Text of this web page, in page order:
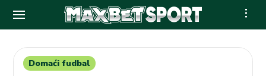
contentDomaći fudbal